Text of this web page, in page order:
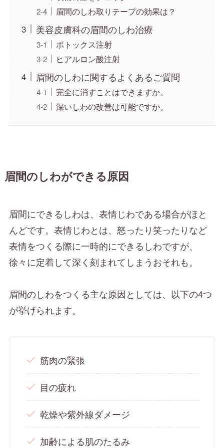
眉間のしわ取りテープの効果は？
美容皮膚科の眉間のしわ治療
ボトックス注射
ヒアルロン酸注射
眉間のしわに関するよくあるご質問
完全に消すことはできますか。
深いしわの改善は可能ですか。
眉間のしわができる原因
眉間にできるしわは、表情じわである場合がほと
んどです。表情じわとは、怒ったり笑ったりなど
表情をつくる際に一時的にできるしわですが、
徐々に定着して深く刻まれてしまうおそれも。
眉間のしわをつくる主な原因としては、以下の4つ
が挙げられます。
筋肉の緊張
目の疲れ
乾燥や紫外線ダメージ
加齢による肌のたるみ